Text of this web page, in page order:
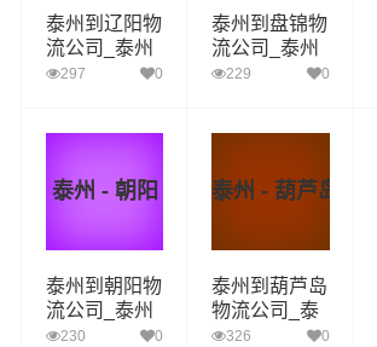
泰州到辽阳物
流公司_泰州
到辽阳货运_
297 0
泰州到盘锦物
流公司_泰州
到盘锦货运_
229 0
泰州 - 朝阳
泰州到朝阳物
流公司_泰州
到朝阳货运_
230 0
泰州 - 葫芦岛
泰州到葫芦岛
物流公司_泰
州到葫芦岛货
326 0